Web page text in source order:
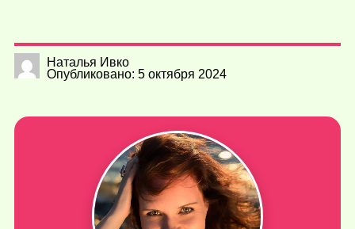
Наталья Ивко
Опубликовано: 5 октября 2024